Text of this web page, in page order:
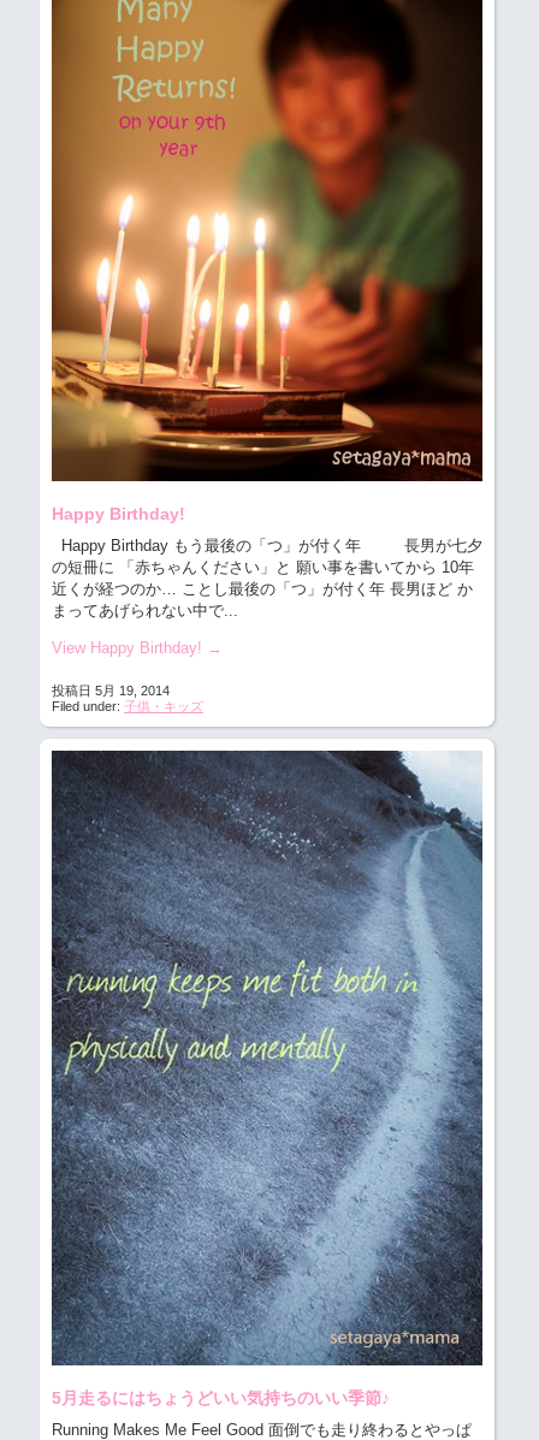
Happy Birthday!
Happy Birthday もう最後の「つ」が付く年
長男が七夕
の短冊に 「赤ちゃんください」と 願い事を書いてから 10年
近くが経つのか… ことし最後の「つ」が付く年 長男ほど か
まってあげられない中で...
View Happy Birthday! →
投稿日 5月 19, 2014
Filed under: 子供・キッズ
5月走るにはちょうどいい気持ちのいい季節♪
Running Makes Me Feel Good 面倒でも走り終わるとやっぱ